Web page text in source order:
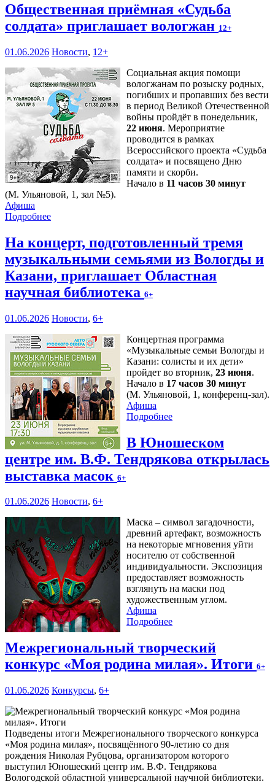
Общественная приёмная «Судьба
солдата» приглашает вологжан 12+
01.06.2026 Новости, 12+
Социальная акция помощи
вологжанам по розыску родных,
погибших и пропавших без вести
в период Великой Отечественной
войны пройдёт в понедельник,
22 июня. Мероприятие
проводится в рамках
Всероссийского проекта «Судьба
солдата» и посвящено Дню
памяти и скорби.
Начало в 11 часов 30 минут
(М. Ульяновой, 1, зал №5).
Афиша
Подробнее
На концерт, подготовленный тремя
музыкальными семьями из Вологды и
Казани, приглашает Областная
научная библиотека 6+
01.06.2026 Новости, 6+
Концертная программа
«Музыкальные семьи Вологды и
Казани: солисты и их дети»
пройдет во вторник, 23 июня.
Начало в 17 часов 30 минут
(М. Ульяновой, 1, конференц-зал).
Афиша
Подробнее
В Юношеском
центре им. В.Ф. Тендрякова открылась
выставка масок 6+
01.06.2026 Новости, 6+
Маска – символ загадочности,
древний артефакт, возможность
на некоторые мгновения уйти
носителю от собственной
индивидуальности. Экспозиция
предоставляет возможность
взглянуть на маски под
художественным углом.
Афиша
Подробнее
Межрегиональный творческий
конкурс «Моя родина милая». Итоги 6+
01.06.2026 Конкурсы, 6+
Подведены итоги Межрегионального творческого конкурса
«Моя родина милая», посвящённого 90-летию со дня
рождения Николая Рубцова, организатором которого
выступил Юношеский центр им. В.Ф. Тендрякова
Вологодской областной универсальной научной библиотеки.